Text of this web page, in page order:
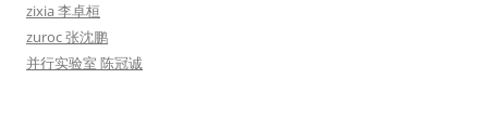
zixia 李卓桓
zuroc 张沈鹏
并行实验室 陈冠诚